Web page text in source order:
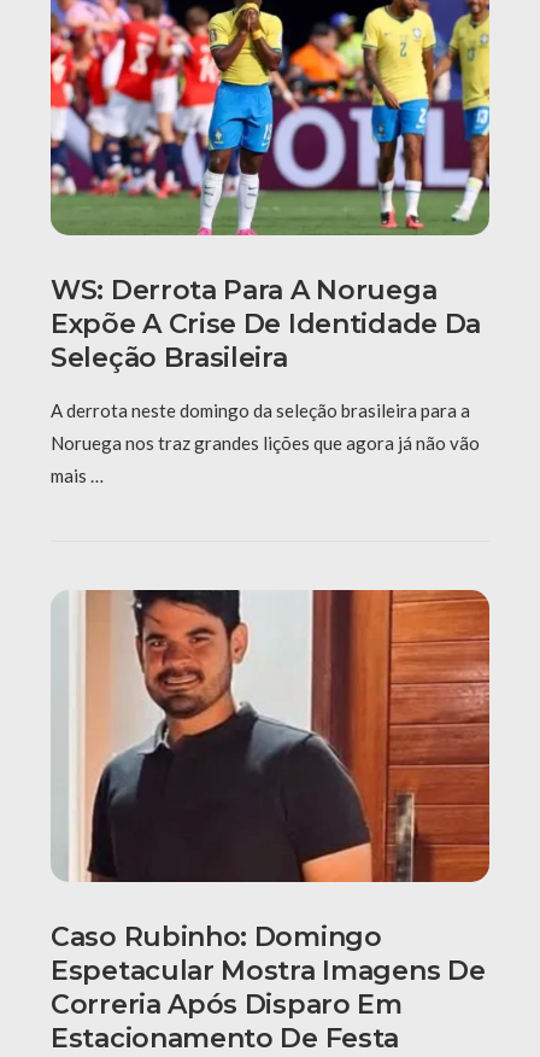
WS: Derrota Para A Noruega
Expõe A Crise De Identidade Da
Seleção Brasileira
A derrota neste domingo da seleção brasileira para a
Noruega nos traz grandes lições que agora já não vão
mais …
Caso Rubinho: Domingo
Espetacular Mostra Imagens De
Correria Após Disparo Em
Estacionamento De Festa